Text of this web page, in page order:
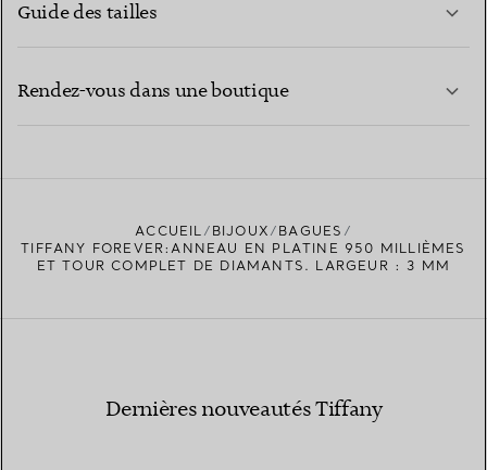
Guide des tailles
Rendez-vous dans une boutique
TROUVEZ LA BOUTIQUE LA PLUS PROCHE
ACCUEIL BIJOUX
BAGUES
TIFFANY FOREVER:ANNEAU EN PLATINE 950 MILLIÈMES
ET TOUR COMPLET DE DIAMANTS. LARGEUR : 3 MM
Dernières nouveautés Tiffany